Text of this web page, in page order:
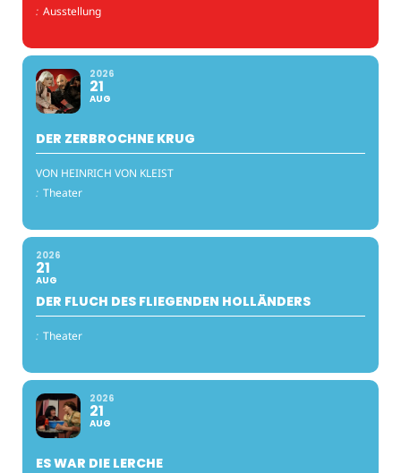
: Ausstellung
2026
21
AUG
DER ZERBROCHNE KRUG
VON HEINRICH VON KLEIST
: Theater
2026
21
AUG
DER FLUCH DES FLIEGENDEN HOLLÄNDERS
: Theater
2026
21
AUG
ES WAR DIE LERCHE